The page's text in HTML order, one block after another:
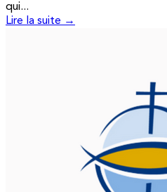
qui...
Lire la suite →